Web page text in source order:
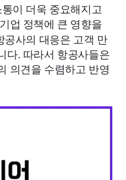
이 더욱 중요해지고
업 정책에 큰 영향을
공사의 대응은 고객 만
다. 따라서 항공사들은
의견을 수렴하고 반영